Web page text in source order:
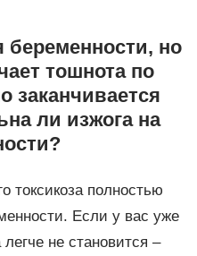
беременности, но
тошнота по
заканчивается
ли изжога на
токсикоза полностью
Если у вас уже
не становится –